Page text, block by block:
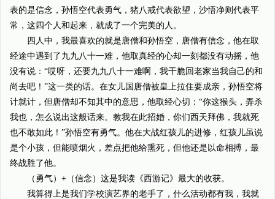
表的是信念，孙悟空代表勇气，猪八戒代表欲望，沙悟净则代表平
常，这四个人和起来，就成了一个完美的人。
四人中，我最喜欢的就是唐僧和孙悟空，唐僧有信念，他在取
经途中遇到了九九八十一难，他取真经的心却一刻都没有动摇，他
没有说：“哎呀，还要九九八十一难啊，我干脆回老家当我自己的和
尚去吧！”这一类的话。在女儿国唐僧被皇上拉住要成亲，孙悟空将
计就计，但唐僧却不知其中的意思，他取经心切：“你这猴头，弄杀
我也，怎么说出这般话来。教我在此招婚，你们西天拜佛，我就死
也不敢如此！”孙悟空有勇气。他在大战红孩儿的进修，红孩儿虽说
是个小孩，但能喷烟火，差点把他给熏死，但他还是以命相搏，最
终战胜了他。
（勇气）+（信念）这是我读《西游记》最大的收获。
我算得上是我们学校演艺界的老手了，什么活动都有我，我就